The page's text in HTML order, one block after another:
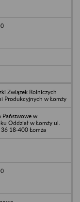
Związek Rolniczych
Produkcyjnych w Łomży
Państwowe w
Oddział w Łomży ul.
18-400 Łomża